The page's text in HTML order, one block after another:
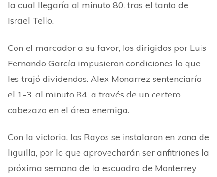
la cual llegaría al minuto 80, tras el tanto de
Israel Tello.
Con el marcador a su favor, los dirigidos por Luis
Fernando García impusieron condiciones lo que
les trajó dividendos. Alex Monarrez sentenciaría
el 1-3, al minuto 84, a través de un certero
cabezazo en el área enemiga.
Con la victoria, los Rayos se instalaron en zona de
liguilla, por lo que aprovecharán ser anfitriones la
próxima semana de la escuadra de Monterrey